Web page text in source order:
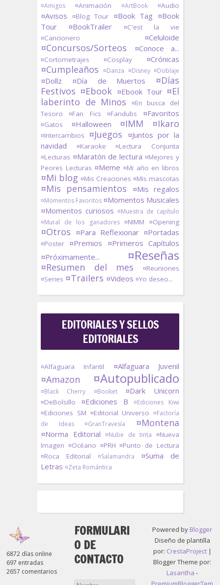
¤Amigos ¤Animación ¤ArtBook ¤Audio
¤Avisos ¤Blog Tour ¤Book Tag ¤Book
Tour
¤BookTrailer
¤C'est la vie
¤Cancionero
¤Celuloide
¤Concursos/Sorteos ¤Conoce a...
¤Cortometrajes ¤Cosplay ¤Crónicas
¤Cumpleaños ¤Danza ¤Disney ¤Doblaje
¤Dollz ¤Día de Muertos
¤Días
Festivos ¤Ebook ¤Ebook Tour ¤El
laberinto de Minos
¤En busca del
Tesoro
¤Fan Fics ¤Fandubs ¤Favoritos
¤Gatos ¤Halloween ¤IMM ¤Ikaro
¤Intercambios ¤Juegos
¤Juntos por la
navidad
¤Karaoke
¤Lectura Conjunta
¤Lecturas ¤Maratón de lectura ¤Mejores y
Peores Lecturas ¤Meme ¤Mi año en libros
¤Mi blog ¤Mis Creaciones ¤Mis mascotas
¤Mis pensamientos ¤Mis regalos
¤Momentos Favoritos ¤Momentos Musicales
¤Momentos curiosos ¤Muestra de capítulo
¤Mural de los ganadores ¤NIMM ¤Opening
¤Otros ¤Para Reflexionar ¤Portadas
¤Poster ¤Premios
¤Primeros Capítulos
¤Próximamente...
¤Reseñas
¤Resumen del mes
¤Reuniones
¤Series ¤Trailers ¤Videos ¤Yo deseo...
EDITORIALES Y SELLOS
EDITORIALES
¤Alfaguara Infantil ¤Alfaguara Juvenil
¤Amazon ¤Autopublicado
¤Black Cherry ¤Booket ¤Dark Unicorn
¤DeBolsillo ¤Ediciones B ¤Ediciones Kiwi
¤Ediciones SM ¤Editorial Universo ¤Factoría
de Ideas
¤GranTravesía ¤Montena
¤Norma Editorial ¤Nube de tinta ¤Nueva
Imagen ¤Océano ¤PRH ¤Punto de Lectura
¤Roca Editorial
¤Salamandra
¤Suma de
Letras ¤Zeta Romántica
6872 días online
697 entradas
2657 comentarios
FORMULARI
O DE
CONTACTO
Powered by Blogger
Diseño de plantilla
por: CrestaProject|
Blogger Theme por:
Lasantha -